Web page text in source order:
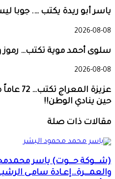
ياسر أبو ريدة يكتب …. جوبا
2026-08-08
سلوى أحمد موية تكتب…
2026-08-08
عزيزة
حين ينادي الوطن!!
مقالات ذات صلة
(شـــوكة حـــوت) ياسر
والعمـــرة…إعـادة سامـى